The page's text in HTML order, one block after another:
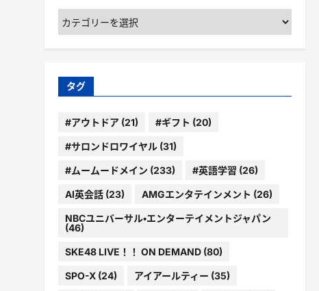
カ
テ
ゴ
ー
タグ
#アウトドア(21) #ギフト (20)
#サロンドロワイヤル(31)
#ムームードメイン (233) #英語学習 (26)
AI英会話(23) AMGエンタテインメント (26)
NBCユニバーサル・エンターテイメントジャパン
(46)
SKE48 LIVE！！ ON DEMAND(80)
SPO-X(24) アイアールティー (35)